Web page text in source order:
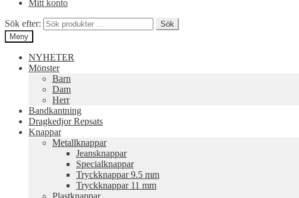
Mitt konto
Sök efter:
Sök
Meny
NYHETER
Mönster
Barn
Dam
Herr
Bandkantning
Dragkedjor Repsats
Knappar
Metallknappar
Jeansknappar
Specialknappar
Tryckknappar 9.5 mm
Tryckknappar 11 mm
Plastknappar